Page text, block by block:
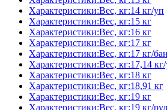
Характеристики:Вес, кг:14 кг/уп
Характеристики:Вес, кг:15 кг
Характеристики:Вес, кг:16 кг
Характеристики:Вес, кг:17 кг
Характеристики:Вес, кг:17 кг/
Характеристики:Вес, кг:17,14
Характеристики:Вес, кг:18 кг
Характеристики:Вес, кг:18,91 кг
Характеристики:Вес, кг:19 кг
Характеристики:Вес, кг:19 кг/